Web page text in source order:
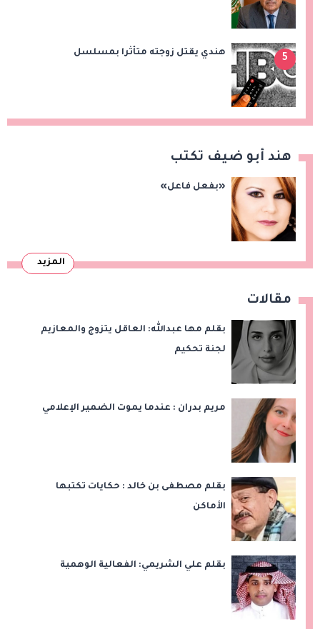
5
هندي يقتل زوجته متأثرا بمسلسل
هند أبو ضيف تكتب
«بفعل فاعل»
المزيد
مقالات
بقلم مها عبدالله: العاقل يتزوج والمعازيم
لجنة تحكيم
مريم بدران : عندما يموت الضمير الإعلامي
بقلم مصطفى بن خالد : حكايات تكتبها
الأماكن
بقلم علي الشريمي: الفعالية الوهمية